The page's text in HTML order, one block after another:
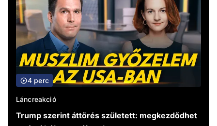
4 perc
Láncreakció
Trump szerint áttörés született: megkezdődhet